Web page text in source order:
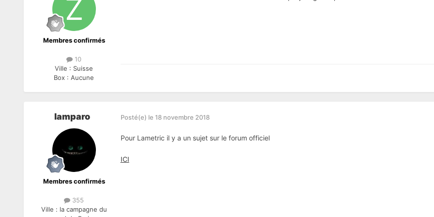
Membres confirmés
10
Ville : Suisse
Box :Aucune
lamparo
Membres confirmés
355
Ville : la campagne du
Posté(e) le 18 novembre 2018
Pour Lametric il y a un sujet sur le forum officiel
ICI